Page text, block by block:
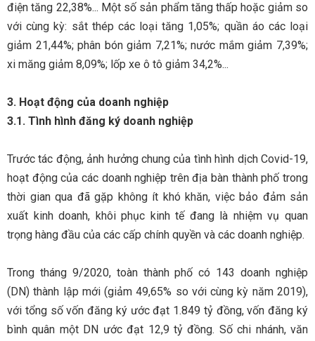
điện tăng 22,38%... Một số sản phẩm tăng thấp hoặc giảm so
với cùng kỳ: sắt thép các loại tăng 1,05%; quần áo các loại
giảm 21,44%; phân bón giảm 7,21%; nước mắm giảm 7,39%;
xi măng giảm 8,09%; lốp xe ô tô giảm 34,2%...
3. Hoạt động của doanh nghiệp
3.1. Tình hình đăng ký doanh nghiệp
Trước tác động, ảnh hưởng chung của tình hình dịch Covid-19,
hoạt động của các doanh nghiệp trên địa bàn thành phố trong
thời gian qua đã gặp không ít khó khăn, việc bảo đảm sản
xuất kinh doanh, khôi phục kinh tế đang là nhiệm vụ quan
trọng hàng đầu của các cấp chính quyền và các doanh nghiệp.
Trong tháng 9/2020, toàn thành phố có 143 doanh nghiệp
(DN) thành lập mới (giảm 49,65% so với cùng kỳ năm 2019),
với tổng số vốn đăng ký ước đạt 1.849 tỷ đồng, vốn đăng ký
bình quân một DN ước đạt 12,9 tỷ đồng. Số chi nhánh, văn